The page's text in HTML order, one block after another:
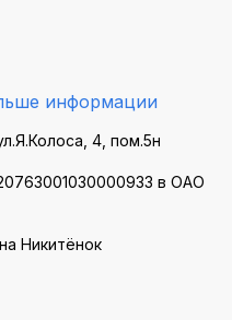
информации
4, пом.5н
в ОАО
Никитёнок